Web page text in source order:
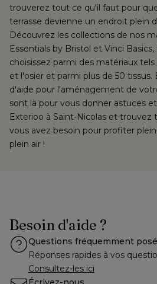
trouverez tout ce qu'il faut pour
terrasse devienne un endroit plein
Découvrez les collections de nos
Essentials by Bristol et Vinci
choisissez parmi des matériaux
et l'osier et parmi plus de 50 tissus.
d'aide pour l'aménagement de
sont là pour vous donner astuces
Exterioo à Saint-Nicolas et
vous avez besoin pour profiter
plein air !
Besoin d'aide ?
Questions fréquemment
Réponses rapides à vos
Consultez-les ici